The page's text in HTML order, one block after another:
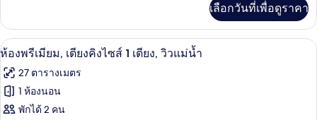
แม่น้ำ
เกี่ยว
กับ
ห้อง
สิก,
วิว
เลือกวันที่เพื่อดูราคา
เปิด
ภาพถ่าย
ทั้งหมด
ของ
ห้องพรีเมียม, เตียงคิงไซส์ 1 เตียง, วิ
4
ห้องพรีเมียม, เตียงคิงไซส์ 1 เตียง, วิวแม่น้ำ
27 ตารางเมตร
1 ห้องนอน
พักได้ 2 คน